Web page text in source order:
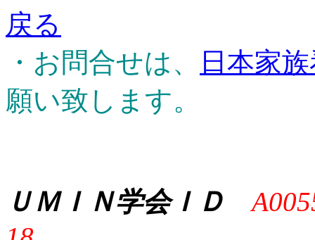
戻る
・お問合せは、
日本家
願い致します。
ＵＭＩＮ学会ＩＤ